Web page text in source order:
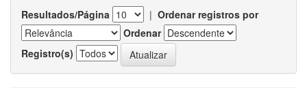
Resultados/Página | Ordenar registros por
Ordenar
Registro(s)